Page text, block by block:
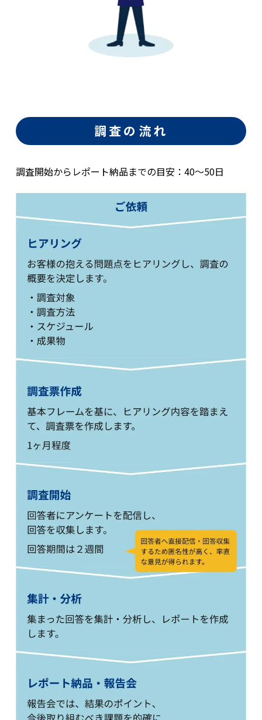
調査の流れ
調査開始からレポート納品までの目安：40〜50日